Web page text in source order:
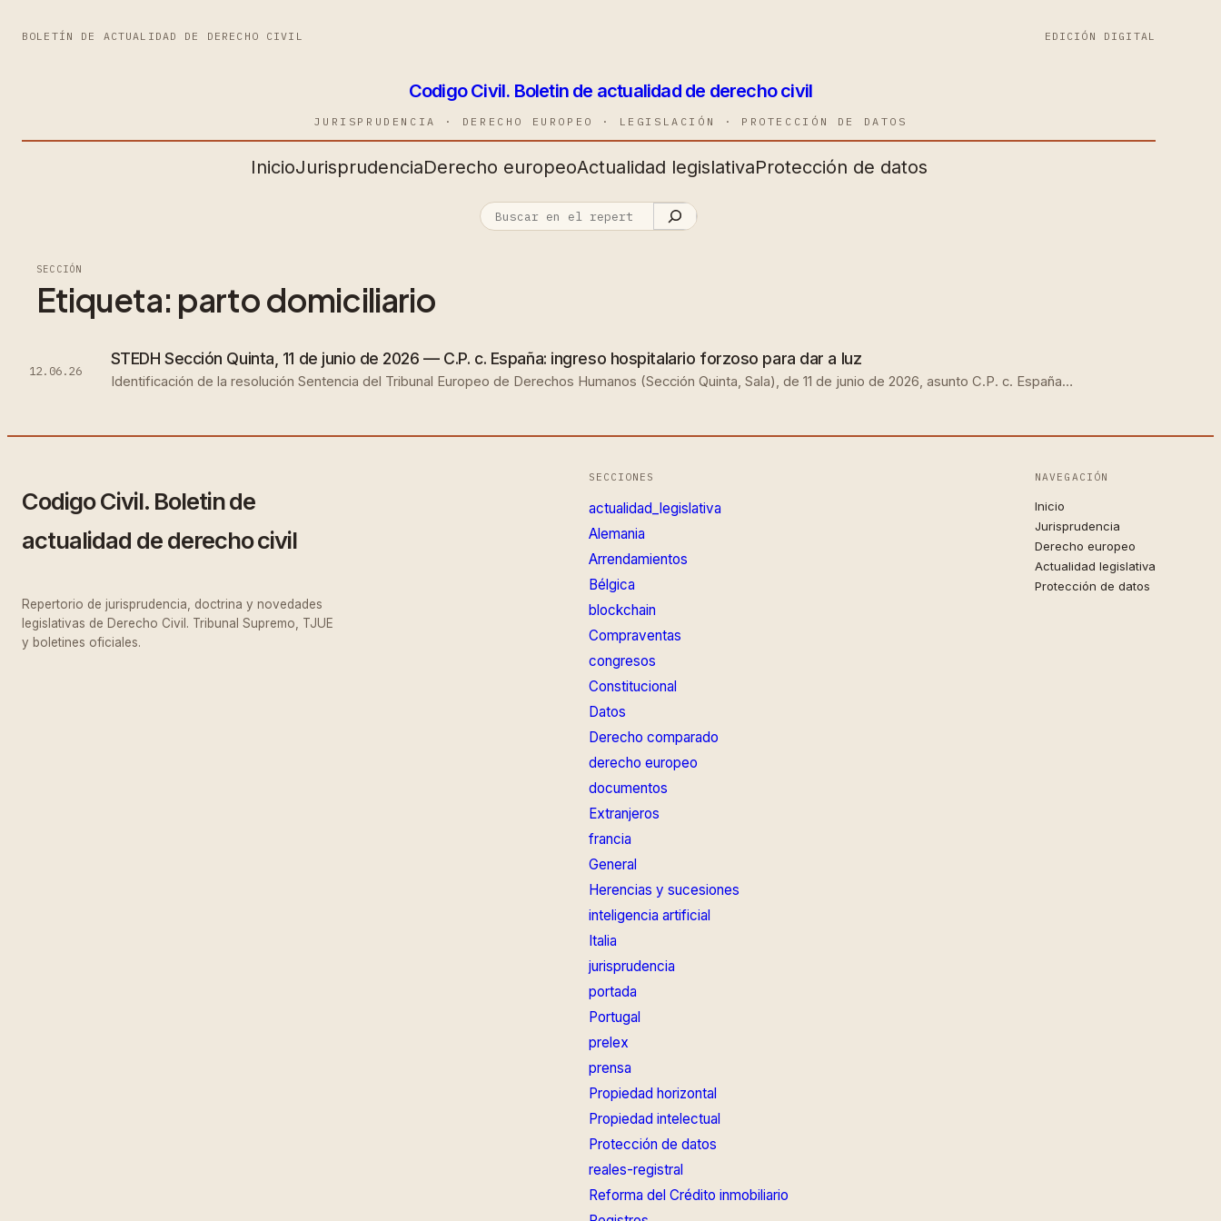
BOLETÍN DE ACTUALIDAD DE DERECHO CIVIL EDICIÓN DIGITAL
Codigo Civil. Boletin de actualidad de derecho civil
JURISPRUDENCIA · DERECHO EUROPEO · LEGISLACIÓN · PROTECCIÓN DE DATOS
InicioJurisprudenciaDerecho europeoActualidad legislativaProtección de datos
SECCIÓN
Etiqueta: parto domiciliario
12.06.26
STEDH Sección Quinta, 11 de junio de 2026 — C.P. c. España: ingreso hospitalario forzoso para dar a luz
Identificación de la resolución Sentencia del Tribunal Europeo de Derechos Humanos (Sección Quinta, Sala), de 11 de junio de 2026, asunto C.P. c. España…
Codigo Civil. Boletin de
actualidad de derecho civil
Repertorio de jurisprudencia, doctrina y novedades
legislativas de Derecho Civil. Tribunal Supremo, TJUE
y boletines oficiales.
SECCIONES
actualidad_legislativa
Alemania
Arrendamientos
Bélgica
blockchain
Compraventas
congresos
Constitucional
Datos
Derecho comparado
derecho europeo
documentos
Extranjeros
francia
General
Herencias y sucesiones
inteligencia artificial
Italia
jurisprudencia
portada
Portugal
prelex
prensa
Propiedad horizontal
Propiedad intelectual
Protección de datos
reales-registral
Reforma del Crédito inmobiliario
NAVEGACIÓN
Inicio
Jurisprudencia
Derecho europeo
Actualidad legislativa
Protección de datos